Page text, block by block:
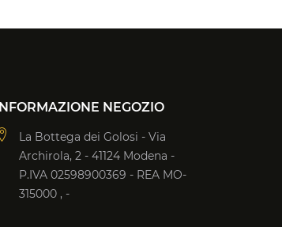
INFORMAZIONE NEGOZIO
La Bottega dei Golosi - Via
Archirola, 2 - 41124 Modena -
P.IVA 02598900369 - REA MO-
315000 , -